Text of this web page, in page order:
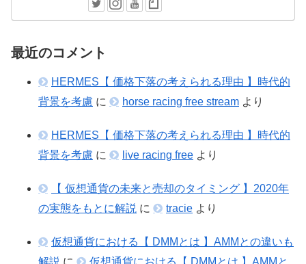
最近のコメント
HERMES【 価格下落の考えられる理由 】時代的
背景を考慮 に horse racing free stream より
HERMES【 価格下落の考えられる理由 】時代的
背景を考慮 に live racing free より
【 仮想通貨の未来と売却のタイミング 】2020年
の実態をもとに解説 に tracie より
仮想通貨における【 DMMとは 】AMMとの違いも
解説 に
仮想通貨における【 DMMとは 】AMMと